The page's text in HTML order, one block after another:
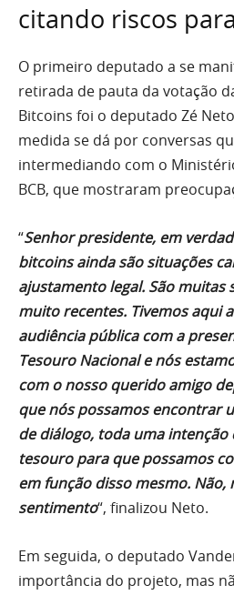
citando riscos
O primeiro deputado a se
retirada de pauta da votação
Bitcoins foi o deputado Zé
medida se dá por conversas
intermediando com o
BCB, que mostraram
“Senhor presidente, em
bitcoins ainda são situações
ajustamento legal. São muitas
muito recentes. Tivemos aqui
audiência pública com a
Tesouro Nacional e nós
com o nosso querido amigo
que nós possamos encontrar
de diálogo, toda uma intenção
tesouro para que possamos
em função disso mesmo.
sentimento“, finalizou Neto.
Em seguida, o deputado
importância do projeto, mas